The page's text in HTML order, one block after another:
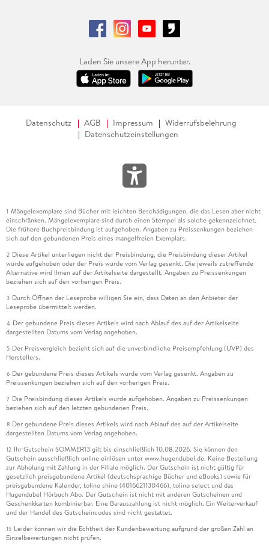
Laden Sie unsere App herunter.
Datenschutz AGB Impressum
Widerrufsbelehrung
Datenschutzeinstellungen
1 Mängelexemplare sind Bücher mit leichten Beschädigungen, die das Lesen aber nicht
einschränken. Mängelexemplare sind durch einen Stempel als solche gekennzeichnet.
Die frühere Buchpreisbindung ist aufgehoben. Angaben zu Preissenkungen beziehen
sich auf den gebundenen Preis eines mangelfreien Exemplars.
2 Diese Artikel unterliegen nicht der Preisbindung, die Preisbindung dieser Artikel
wurde aufgehoben oder der Preis wurde vom Verlag gesenkt. Die jeweils zutreffende
Alternative wird Ihnen auf der Artikelseite dargestellt. Angaben zu Preissenkungen
beziehen sich auf den vorherigen Preis.
3 Durch Öffnen der Leseprobe willigen Sie ein, dass Daten an den Anbieter der
Leseprobe übermittelt werden.
4 Der gebundene Preis dieses Artikels wird nach Ablauf des auf der Artikelseite
dargestellten Datums vom Verlag angehoben.
5 Der Preisvergleich bezieht sich auf die unverbindliche Preisempfehlung (UVP) des
Herstellers.
6 Der gebundene Preis dieses Artikels wurde vom Verlag gesenkt. Angaben zu
Preissenkungen beziehen sich auf den vorherigen Preis.
7 Die Preisbindung dieses Artikels wurde aufgehoben. Angaben zu Preissenkungen
beziehen sich auf den letzten gebundenen Preis.
8 Der gebundene Preis dieses Artikels wird nach Ablauf des auf der Artikelseite
dargestellten Datums vom Verlag angehoben.
12 Ihr Gutschein SOMMER13 gilt bis einschließlich 10.08.2026. Sie können den
Gutschein ausschließlich online einlösen unter www.hugendubel.de. Keine Bestellung
zur Abholung mit Zahlung in der Filiale möglich. Der Gutschein ist nicht gültig für
gesetzlich preisgebundene Artikel (deutschsprachige Bücher und eBooks) sowie für
preisgebundene Kalender, tolino shine (4016621130466), tolino select und das
Hugendubel Hörbuch Abo. Der Gutschein ist nicht mit anderen Gutscheinen und
Geschenkkarten kombinierbar. Eine Barauszahlung ist nicht möglich. Ein Weiterverkauf
und der Handel des Gutscheincodes sind nicht gestattet.
15 Leider können wir die Echtheit der Kundenbewertung aufgrund der großen Zahl an
Einzelbewertungen nicht prüfen.